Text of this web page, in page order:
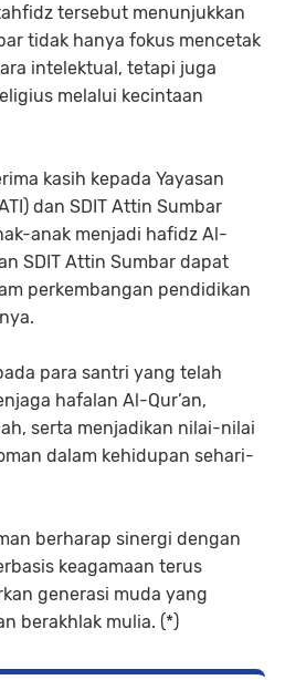
tersebut menunjukkan
tidak hanya fokus mencetak
intelektual, tetapi juga
melalui kecintaan
kasih kepada Yayasan
dan SDIT Attin Sumbar
anak menjadi hafidz Al-
SDIT Attin Sumbar dapat
perkembangan pendidikan
para santri yang telah
hafalan Al-Qur’an,
serta menjadikan nilai-nilai
dalam kehidupan sehari-
berharap sinergi dengan
keagamaan terus
generasi muda yang
berakhlak mulia. (*)